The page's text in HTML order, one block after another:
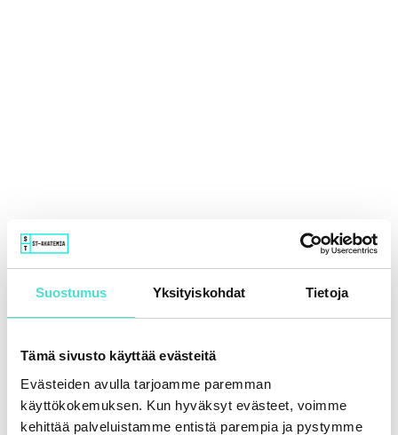
Suostumus Yksityiskohdat Tietoja
Tämä sivusto käyttää evästeitä
Evästeiden avulla tarjoamme paremman
käyttökokemuksen. Kun hyväksyt evästeet, voimme
kehittää palveluistamme entistä parempia ja pystymme
Sisältö
Palautekysely 15.12.2022